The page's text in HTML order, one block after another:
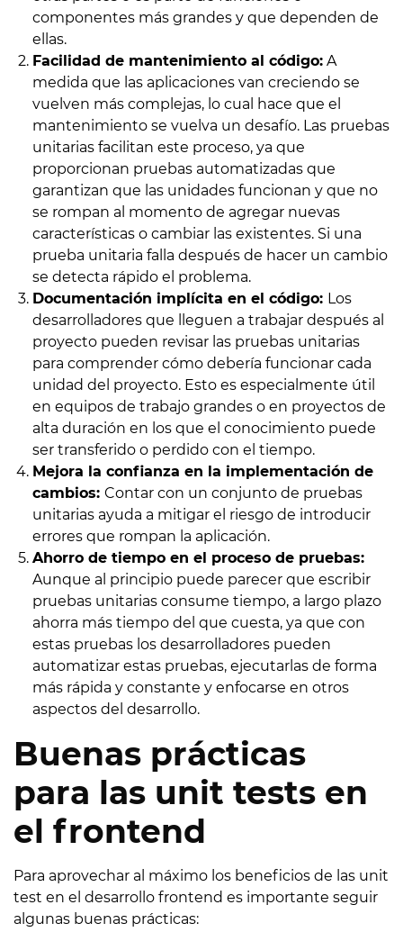
componentes más grandes y que dependen de
ellas.
Facilidad de mantenimiento al código:A
medida que las aplicaciones van creciendo se
vuelven más complejas, lo cual hace que el
mantenimiento se vuelva un desafío. Las pruebas
unitarias facilitan este proceso, ya que
proporcionan pruebas automatizadas que
garantizan que las unidades funcionan y que no
se rompan al momento de agregar nuevas
características o cambiar las existentes. Si una
prueba unitaria falla después de hacer un cambio
se detecta rápido el problema.
Documentación implícita en el código: Los
desarrolladores que lleguen a trabajar después al
proyecto pueden revisar las pruebas unitarias
para comprender cómo debería funcionar cada
unidad del proyecto. Esto es especialmente útil
en equipos de trabajo grandes o en proyectos de
alta duración en los que el conocimiento puede
ser transferido o perdido con el tiempo.
Mejora la confianza en la implementación de
cambios: Contar con un conjunto de pruebas
unitarias ayuda a mitigar el riesgo de introducir
errores que rompan la aplicación.
Ahorro de tiempo en el proceso de pruebas:
Aunque al principio puede parecer que escribir
pruebas unitarias consume tiempo, a largo plazo
ahorra más tiempo del que cuesta, ya que con
estas pruebas los desarrolladores pueden
automatizar estas pruebas, ejecutarlas de forma
más rápida y constante y enfocarse en otros
aspectos del desarrollo.
Buenas prácticas
para las unit tests en
el frontend
Para aprovechar al máximo los beneficios de las unit
test en el desarrollo frontend es importante seguir
algunas buenas prácticas: